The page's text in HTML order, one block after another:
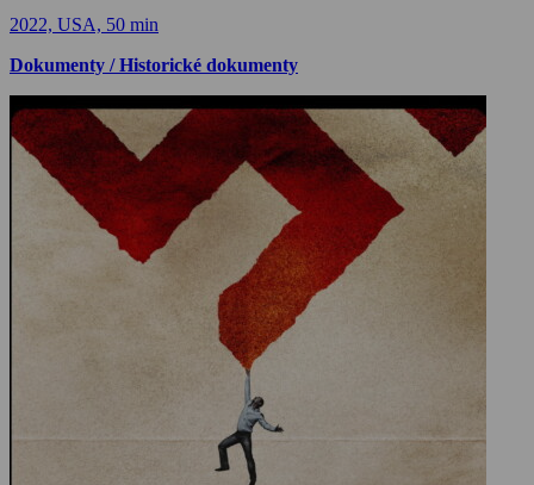
2022, USA, 50 min
Dokumenty / Historické dokumenty